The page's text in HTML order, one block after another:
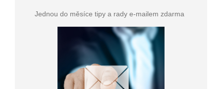
Jednou do měsíce tipy a rady e-mailem zdarma